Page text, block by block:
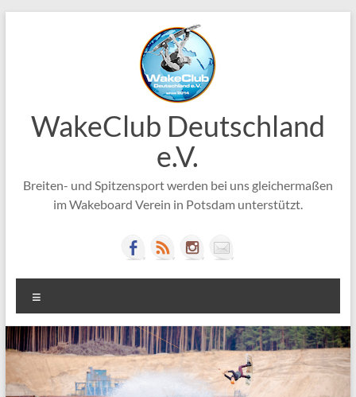
WakeClub Deutschland
e.V.
Breiten- und Spitzensport werden bei uns gleichermaßen
im Wakeboard Verein in Potsdam unterstützt.